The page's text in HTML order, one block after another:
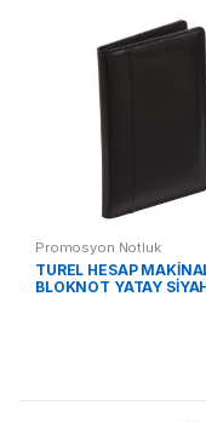
Promosyon Notluk
TÜREL HESAP
BLOKNOT YATAY